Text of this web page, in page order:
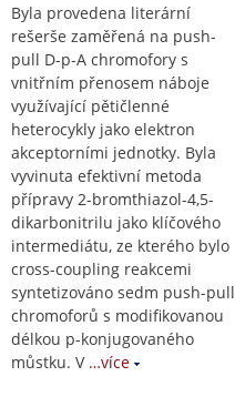
Byla provedena literární
rešerše zaměřená na push-
pull D-p-A chromofory s
vnitřním přenosem náboje
využívající pětičlenné
heterocykly jako elektron
akceptorními jednotky. Byla
vyvinuta efektivní metoda
přípravy 2-bromthiazol-4,5-
dikarbonitrilu jako klíčového
intermediátu, ze kterého bylo
cross-coupling reakcemi
syntetizováno sedm push-pull
chromoforů s modifikovanou
délkou p-konjugovaného
můstku. V …více